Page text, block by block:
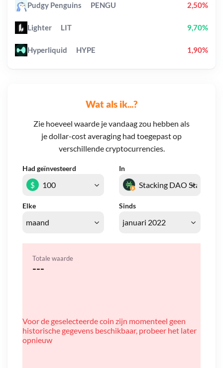
Wat als ik...?
Zie hoeveel waarde je vandaag zou hebben als
je dollar-cost averaging had toegepast op
verschillende cryptocurrencies.
Had geïnvesteerd In
Elke Sinds
$
Totale waarde
---
Voor de geselecteerde coin zijn momenteel geen
historische gegevens beschikbaar, probeer het later
opnieuw
Pudgy Penguins PENGU 2,50%
Lighter LIT 9,70%
Hyperliquid HYPE 1,90%